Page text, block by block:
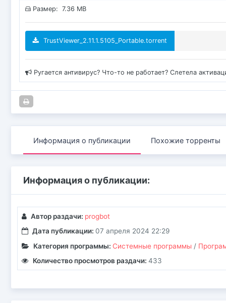
Размер: 7.36 MB
TrustViewer_2.11.1.5105_Portable.torrent
Ругается антивирус? Что-то не работает? Слетела
Информация о публикации Похожие торренты
Информация о публикации:
Автор раздачи: progbot
Дата публикации: 07 апреля 2024 22:29
Категория программы: Системные программы/
Количество просмотров раздачи: 433